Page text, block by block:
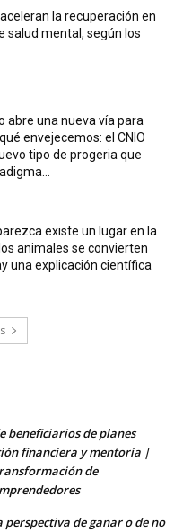
la recuperación en
salud mental, según los
abre una nueva vía para
envejecemos: el CNIO
tipo de progeria que
existe un lugar en la
animales se convierten
una explicación científica
beneficiarios de planes
financiera y mentoría |
de
de ganar o de no